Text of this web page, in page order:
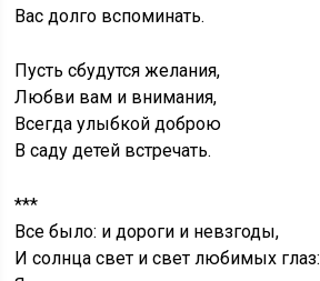
Вас долго вспоминать.
Пусть сбудутся желания,
Любви вам и внимания,
Всегда улыбкой доброю
В саду детей встречать.
***
Все было: и дороги и невзгоды,
И солнца свет и свет любимых глаз: